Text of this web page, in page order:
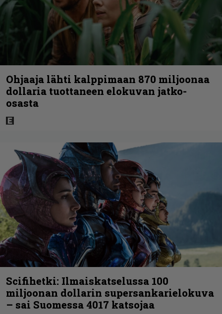
Ohjaaja lähti kalppimaan 870 miljoonaa
dollaria tuottaneen elokuvan jatko-
osasta
Scifihetki: Ilmaiskatselussa 100
miljoonan dollarin supersankarielokuva
– sai Suomessa 4017 katsojaa